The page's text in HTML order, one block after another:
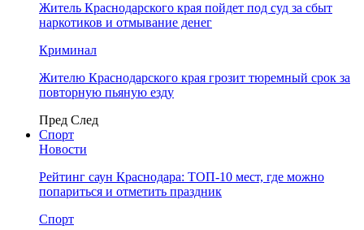
Житель Краснодарского края пойдет под суд за сбыт
наркотиков и отмывание денег
Криминал
Жителю Краснодарского края грозит тюремный срок за
повторную пьяную езду
Пред След
Спорт
Новости
Рейтинг саун Краснодара: ТОП-10 мест, где можно
попариться и отметить праздник
Спорт